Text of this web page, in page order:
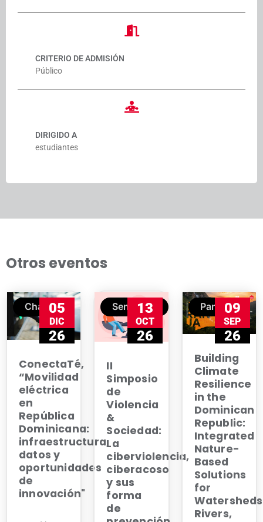
CRITERIO DE ADMISIÓN
Público
DIRIGIDO A
estudiantes
Otros eventos
Charla05
DIC
26
ConectaTé,
“Movilidad
eléctrica
en
República
Dominicana:
infraestructura,
datos y
oportunidades
de
innovación"
Seminario
13
OCT
26
II
Simposio
de
Violencia
&
Sociedad:
La
ciberviolencia,
ciberacoso
y sus
forma
de
Panel 09
SEP
26
Building
Climate
Resilience
in the
Dominican
Republic:
Integrated
Nature-
Based
Solutions
for
Rivers,